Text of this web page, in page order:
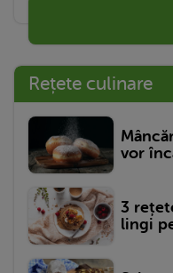
Rețete culinare
vor
3
lingi